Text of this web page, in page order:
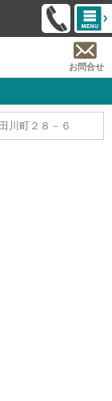
お問合せ
川町２８－６